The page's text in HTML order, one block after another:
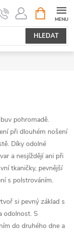
HLEDAT
NÁKUPNÍ
KOŠÍK
pohromadě.
při dlouhém nošení
Díky odolné
a nesjíždějí ani při
tkaničky, pevnější
s polstrováním.
si pevný základ s
odolnost. S
do druhého dne a